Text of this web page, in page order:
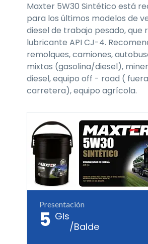
Maxter 5W30 Sintético está
para los últimos modelos de
diesel de trabajo pesado, que
lubricante API CJ-4.
remolques, camiones,
mixtas (gasolina/diesel),
diesel, equipo off - road (
carretera), equipo agrícola.
Presentación
5 Gls
/Balde